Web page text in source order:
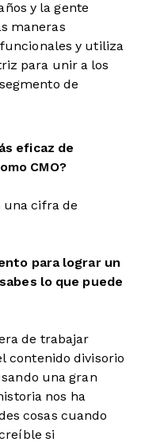
y la gente
maneras
y utiliza
para unir a los
de
eficaz de
CMO?
una cifra de
para lograr un
lo que puede
de trabajar
contenido divisorio
una gran
nos ha
cosas cuando
si